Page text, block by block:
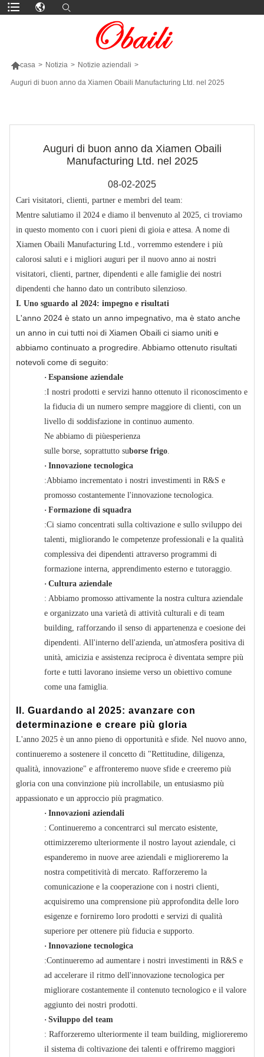
casa > Notizia > Notizie aziendali >
Auguri di buon anno da Xiamen Obaili Manufacturing Ltd. nel 2025
Auguri di buon anno da Xiamen Obaili
Manufacturing Ltd. nel 2025
08-02-2025
Cari visitatori, clienti, partner e membri del team:
Mentre salutiamo il 2024 e diamo il benvenuto al 2025, ci troviamo
in questo momento con i cuori pieni di gioia e attesa. A nome di
Xiamen Obaili Manufacturing Ltd., vorremmo estendere i più
calorosi saluti e i migliori auguri per il nuovo anno ai nostri
visitatori, clienti, partner, dipendenti e alle famiglie dei nostri
dipendenti che hanno dato un contributo silenzioso.
I. Uno sguardo al 2024: impegno e risultati
L'anno 2024 è stato un anno impegnativo, ma è stato anche
un anno in cui tutti noi di Xiamen Obaili ci siamo uniti e
abbiamo continuato a progredire. Abbiamo ottenuto risultati
notevoli come di seguito:
· Espansione aziendale
:I nostri prodotti e servizi hanno ottenuto il riconoscimento e
la fiducia di un numero sempre maggiore di clienti, con un
livello di soddisfazione in continuo aumento.
Ne abbiamo di piùesperienza
sulle borse, soprattutto suborse frigo
· Innovazione tecnologica
:Abbiamo incrementato i nostri investimenti in R&S e
promosso costantemente l'innovazione tecnologica.
· Formazione di squadra
:Ci siamo concentrati sulla coltivazione e sullo sviluppo dei
talenti, migliorando le competenze professionali e la qualità
complessiva dei dipendenti attraverso programmi di
formazione interna, apprendimento esterno e tutoraggio.
· Cultura aziendale
: Abbiamo promosso attivamente la nostra cultura aziendale
e organizzato una varietà di attività culturali e di team
building, rafforzando il senso di appartenenza e coesione dei
dipendenti. All'interno dell'azienda, un'atmosfera positiva di
unità, amicizia e assistenza reciproca è diventata sempre più
forte e tutti lavorano insieme verso un obiettivo comune
come una famiglia.
II. Guardando al 2025: avanzare con
determinazione e creare più gloria
L'anno 2025 è un anno pieno di opportunità e sfide. Nel nuovo anno,
continueremo a sostenere il concetto di "Rettitudine, diligenza,
qualità, innovazione" e affronteremo nuove sfide e creeremo più
gloria con una convinzione più incrollabile, un entusiasmo più
appassionato e un approccio più pragmatico.
· Innovazioni aziendali
: Continueremo a concentrarci sul mercato esistente,
ottimizzeremo ulteriormente il nostro layout aziendale, ci
espanderemo in nuove aree aziendali e miglioreremo la
nostra competitività di mercato. Rafforzeremo la
comunicazione e la cooperazione con i nostri clienti,
acquisiremo una comprensione più approfondita delle loro
esigenze e forniremo loro prodotti e servizi di qualità
superiore per ottenere più fiducia e supporto.
· Innovazione tecnologica
:Continueremo ad aumentare i nostri investimenti in R&S e
ad accelerare il ritmo dell'innovazione tecnologica per
migliorare costantemente il contenuto tecnologico e il valore
aggiunto dei nostri prodotti.
· Sviluppo del team
: Rafforzeremo ulteriormente il team building, miglioreremo
il sistema di coltivazione dei talenti e offriremo maggiori